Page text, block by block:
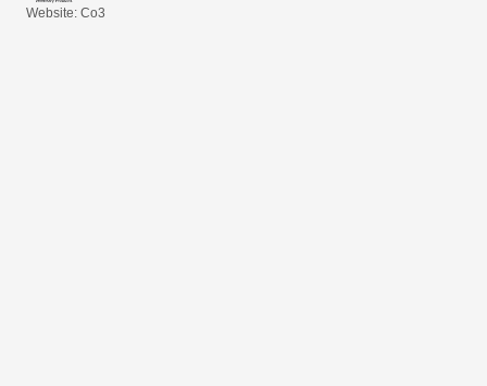
Website: Co3